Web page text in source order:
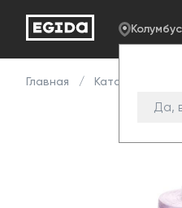
Колумбус
Да,
Главная Каталог